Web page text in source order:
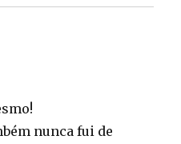
nunca fui de